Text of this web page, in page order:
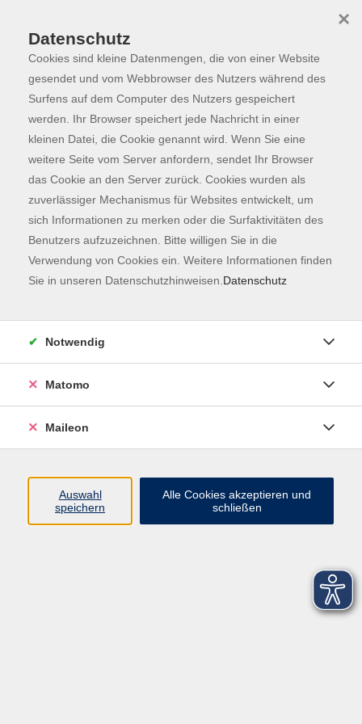
Skip to main content
Programm
Der Kurs konnte nicht gefunden werden.
Kontaktformular
Impressum
AGB
Datenschutzerklärung
Datenschutz
Cookies sind kleine Datenmengen, die von einer Website
gesendet und vom Webbrowser des Nutzers während des
Surfens auf dem Computer des Nutzers gespeichert
werden. Ihr Browser speichert jede Nachricht in einer
kleinen Datei, die Cookie genannt wird. Wenn Sie eine
weitere Seite vom Server anfordern, sendet Ihr Browser
das Cookie an den Server zurück. Cookies wurden als
zuverlässiger Mechanismus für Websites entwickelt, um
sich Informationen zu merken oder die Surfaktivitäten des
Benutzers aufzuzeichnen. Bitte willigen Sie in die
Verwendung von Cookies ein. Weitere Informationen finden
Sie in unseren Datenschutzhinweisen. Datenschutz
×
Notwendig
Matomo
Maileon
Auswahl
speichern
Alle Cookies akzeptieren und
schließen